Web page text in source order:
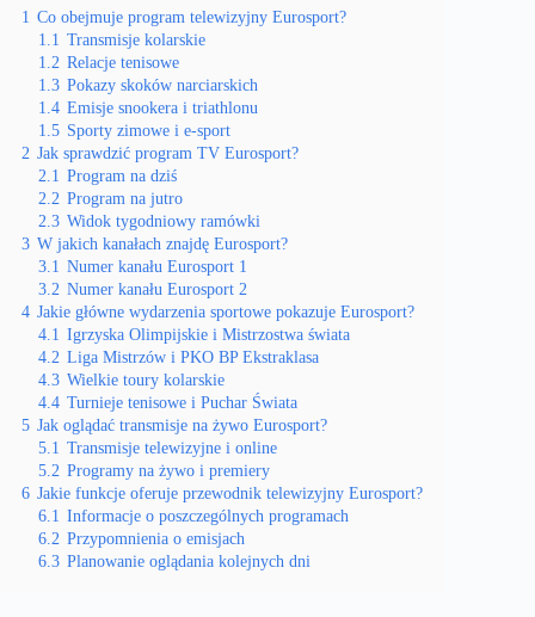
1 Co obejmuje program telewizyjny Eurosport?
1.1 Transmisje kolarskie
1.2 Relacje tenisowe
1.3 Pokazy skoków narciarskich
1.4 Emisje snookera i triathlonu
1.5 Sporty zimowe i e-sport
2 Jak sprawdzić program TV Eurosport?
2.1 Program na dziś
2.2 Program na jutro
2.3 Widok tygodniowy ramówki
3 W jakich kanałach znajdę Eurosport?
3.1 Numer kanału Eurosport 1
3.2 Numer kanału Eurosport 2
4 Jakie główne wydarzenia sportowe pokazuje Eurosport?
4.1 Igrzyska Olimpijskie i Mistrzostwa świata
4.2 Liga Mistrzów i PKO BP Ekstraklasa
4.3 Wielkie toury kolarskie
4.4 Turnieje tenisowe i Puchar Świata
5 Jak oglądać transmisje na żywo Eurosport?
5.1 Transmisje telewizyjne i online
5.2 Programy na żywo i premiery
6 Jakie funkcje oferuje przewodnik telewizyjny Eurosport?
6.1 Informacje o poszczególnych programach
6.2 Przypomnienia o emisjach
6.3 Planowanie oglądania kolejnych dni